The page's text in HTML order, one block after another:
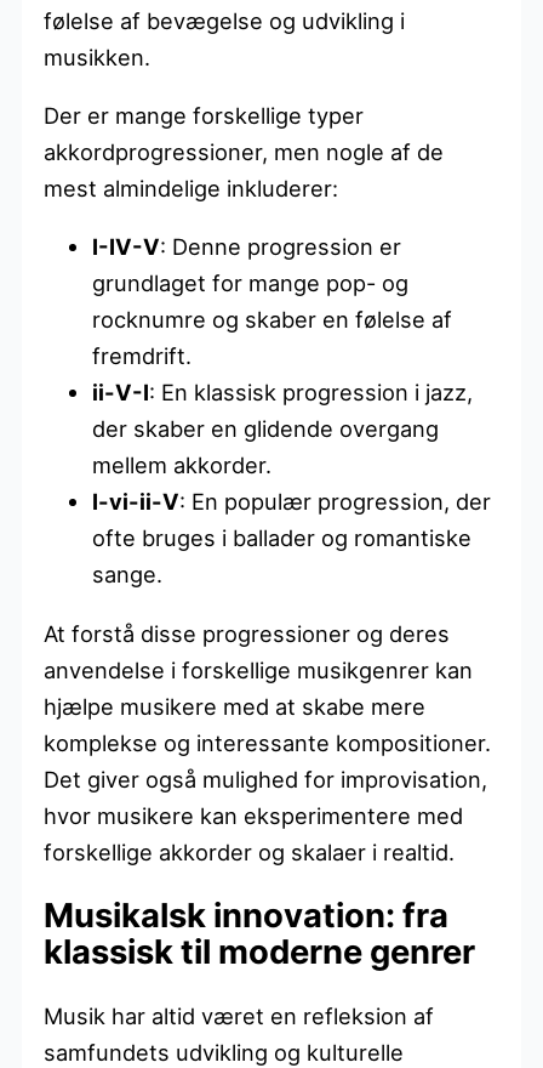
følelse af bevægelse og udvikling i
musikken.
Der er mange forskellige typer
akkordprogressioner, men nogle af de
mest almindelige inkluderer:
I-IV-V: Denne progression er
grundlaget for mange pop- og
rocknumre og skaber en følelse af
fremdrift.
ii-V-I: En klassisk progression i jazz,
der skaber en glidende overgang
mellem akkorder.
I-vi-ii-V: En populær progression, der
ofte bruges i ballader og romantiske
sange.
At forstå disse progressioner og deres
anvendelse i forskellige musikgenrer kan
hjælpe musikere med at skabe mere
komplekse og interessante kompositioner.
Det giver også mulighed for improvisation,
hvor musikere kan eksperimentere med
forskellige akkorder og skalaer i realtid.
Musikalsk innovation: fra
klassisk til moderne genrer
Musik har altid været en refleksion af
samfundets udvikling og kulturelle